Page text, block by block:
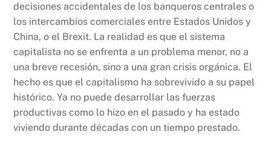
decisiones accidentales de los banqueros centrales o
los intercambios comerciales entre Estados Unidos y
China, o el Brexit. La realidad es que el sistema
capitalista no se enfrenta a un problema menor, no a
una breve recesión, sino a una gran crisis orgánica. El
hecho es que el capitalismo ha sobrevivido a su papel
histórico. Ya no puede desarrollar las fuerzas
productivas como lo hizo en el pasado y ha estado
viviendo durante décadas con un tiempo prestado.